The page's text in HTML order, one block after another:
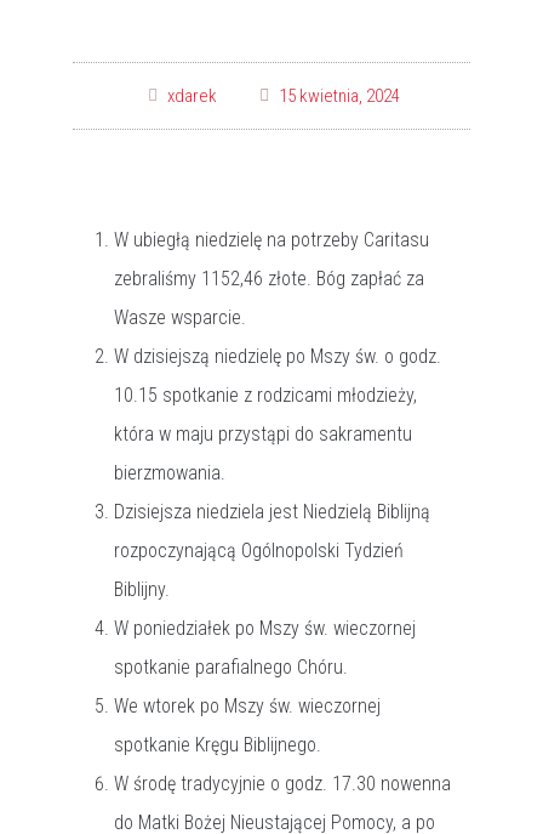
xdarek 15 kwietnia, 2024
W ubiegłą niedzielę na potrzeby Caritasu
zebraliśmy 1152,46 złote. Bóg zapłać za
Wasze wsparcie.
W dzisiejszą niedzielę po Mszy św. o godz.
10.15 spotkanie z rodzicami młodzieży,
która w maju przystąpi do sakramentu
bierzmowania.
Dzisiejsza niedziela jest Niedzielą Biblijną
rozpoczynającą Ogólnopolski Tydzień
Biblijny.
W poniedziałek po Mszy św. wieczornej
spotkanie parafialnego Chóru.
We wtorek po Mszy św. wieczornej
spotkanie Kręgu Biblijnego.
W środę tradycyjnie o godz. 17.30 nowenna
do Matki Bożej Nieustającej Pomocy, a po